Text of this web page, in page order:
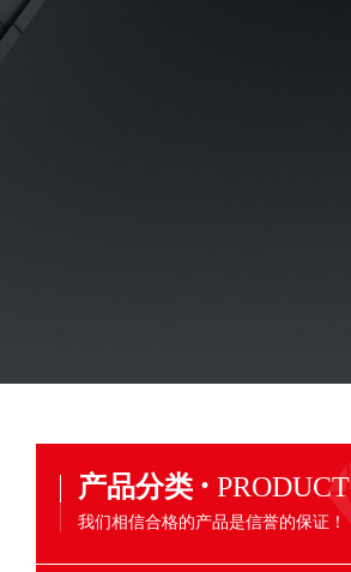
产品分类 · PRODUCT
我们相信合格的产品是信誉的保证！